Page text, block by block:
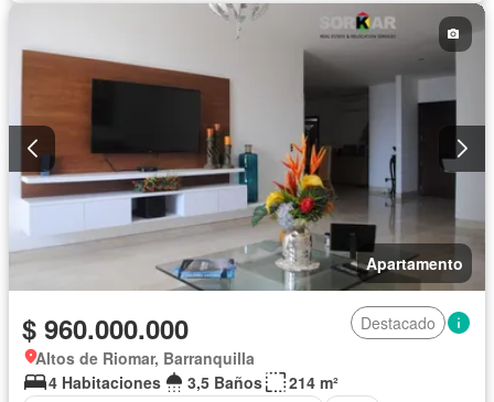
Piscina
Seguridad privada
Vista panorámica Wifi
Apartamento
$ 960.000.000
Destacado
Altos de Riomar, Barranquilla
4 Habitaciones
3,5 Baños
214 m²